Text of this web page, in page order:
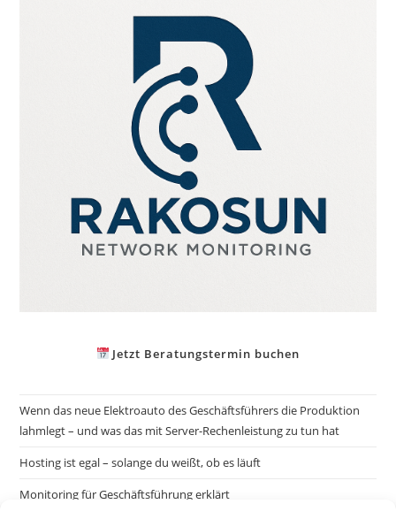
Jetzt Beratungstermin buchen
Wenn das neue Elektroauto des Geschäftsführers die Produktion
lahmlegt – und was das mit Server-Rechenleistung zu tun hat
Hosting ist egal – solange du weißt, ob es läuft
Monitoring für Geschäftsführung erklärt